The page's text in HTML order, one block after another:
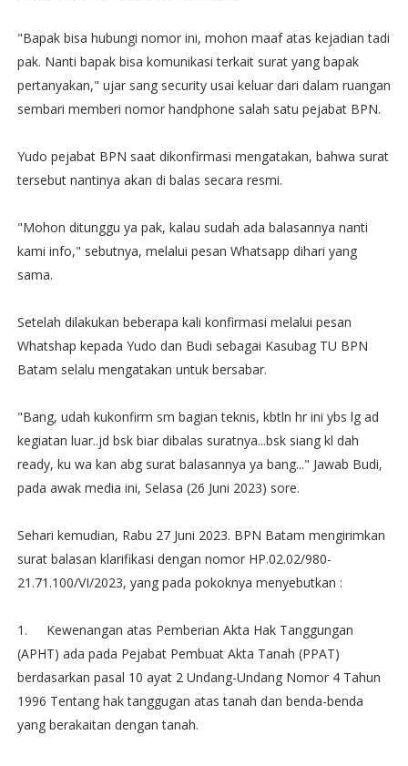
"Bapak bisa hubungi nomor ini, mohon maaf atas kejadian tadi
pak. Nanti bapak bisa komunikasi terkait surat yang bapak
pertanyakan," ujar sang security usai keluar dari dalam ruangan
sembari memberi nomor handphone salah satu pejabat BPN.
Yudo pejabat BPN saat dikonfirmasi mengatakan, bahwa surat
tersebut nantinya akan di balas secara resmi.
"Mohon ditunggu ya pak, kalau sudah ada balasannya nanti
kami info," sebutnya, melalui pesan Whatsapp dihari yang
sama.
Setelah dilakukan beberapa kali konfirmasi melalui pesan
Whatshap kepada Yudo dan Budi sebagai Kasubag TU BPN
Batam selalu mengatakan untuk bersabar.
"Bang, udah kukonfirm sm bagian teknis, kbtln hr ini ybs lg ad
kegiatan luar..jd bsk biar dibalas suratnya...bsk siang kl dah
ready, ku wa kan abg surat balasannya ya bang..." Jawab Budi,
pada awak media ini, Selasa (26 Juni 2023) sore.
Sehari kemudian, Rabu 27 Juni 2023. BPN Batam mengirimkan
surat balasan klarifikasi dengan nomor HP.02.02/980-
21.71.100/VI/2023, yang pada pokoknya menyebutkan :
1.
Kewenangan atas Pemberian Akta Hak Tanggungan
(APHT) ada pada Pejabat Pembuat Akta Tanah (PPAT)
berdasarkan pasal 10 ayat 2 Undang-Undang Nomor 4 Tahun
1996 Tentang hak tanggugan atas tanah dan benda-benda
yang berakaitan dengan tanah.